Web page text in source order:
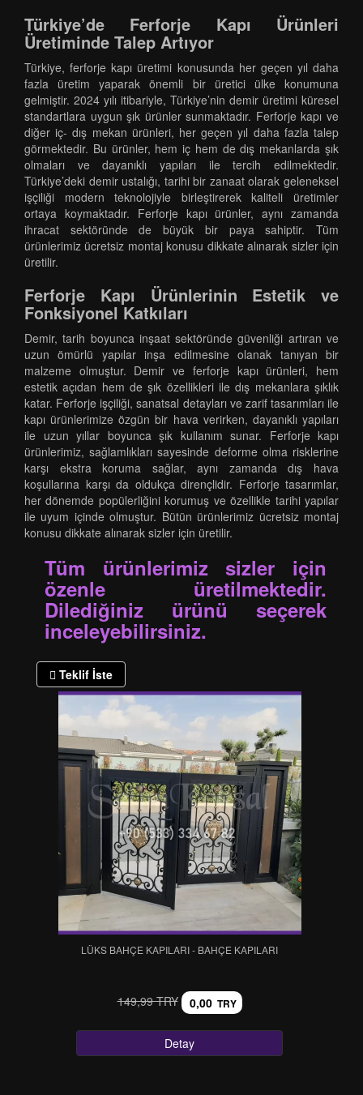
Türkiye’de Ferforje Kapı Ürünleri
Üretiminde Talep Artıyor
Türkiye, ferforje kapı üretimi konusunda her geçen yıl daha
fazla üretim yaparak önemli bir üretici ülke konumuna
gelmiştir. 2024 yılı itibariyle, Türkiye’nin demir üretimi küresel
standartlara uygun şık ürünler sunmaktadır. Ferforje kapı ve
diğer iç- dış mekan ürünleri, her geçen yıl daha fazla talep
görmektedir. Bu ürünler, hem iç hem de dış mekanlarda şık
olmaları ve dayanıklı yapıları ile tercih edilmektedir.
Türkiye’deki demir ustalığı, tarihi bir zanaat olarak geleneksel
işçiliği modern teknolojiyle birleştirerek kaliteli üretimler
ortaya koymaktadır. Ferforje kapı ürünler, aynı zamanda
ihracat sektöründe de büyük bir paya sahiptir. Tüm
ürünlerimiz ücretsiz montaj konusu dikkate alınarak sizler için
üretilir.
Ferforje Kapı Ürünlerinin Estetik ve
Fonksiyonel Katkıları
Demir, tarih boyunca inşaat sektöründe güvenliği artıran ve
uzun ömürlü yapılar inşa edilmesine olanak tanıyan bir
malzeme olmuştur. Demir ve ferforje kapı ürünleri, hem
estetik açıdan hem de şık özellikleri ile dış mekanlara şıklık
katar. Ferforje işçiliği, sanatsal detayları ve zarif tasarımları ile
kapı ürünlerimize özgün bir hava verirken, dayanıklı yapıları
ile uzun yıllar boyunca şık kullanım sunar. Ferforje kapı
ürünlerimiz, sağlamlıkları sayesinde deforme olma risklerine
karşı ekstra koruma sağlar, aynı zamanda dış hava
koşullarına karşı da oldukça dirençlidir. Ferforje tasarımlar,
her dönemde popülerliğini korumuş ve özellikle tarihi yapılar
ile uyum içinde olmuştur. Bütün ürünlerimiz ücretsiz montaj
konusu dikkate alınarak sizler için üretilir.
Tüm ürünlerimiz sizler için
özenle üretilmektedir.
Dilediğiniz ürünü seçerek
inceleyebilirsiniz.
Teklif İste
LÜKS BAHÇE KAPILARI - BAHÇE KAPILARI
149,99 TRY 0,00 TRY
Detay